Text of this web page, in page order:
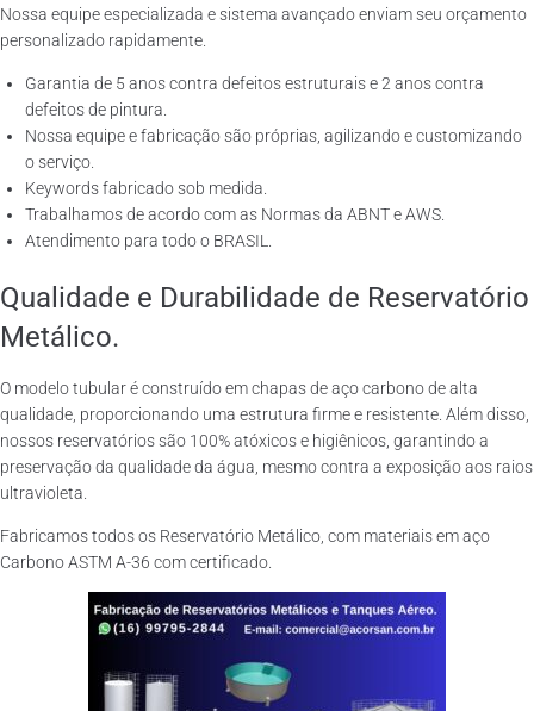
Nossa equipe especializada e sistema avançado enviam seu orçamento
personalizado rapidamente.
Garantia de 5 anos contra defeitos estruturais e 2 anos contra
defeitos de pintura.
Nossa equipe e fabricação são próprias, agilizando e customizando
o serviço.
Keywords fabricado sob medida.
Trabalhamos de acordo com as Normas da ABNT e AWS.
Atendimento para todo o BRASIL.
Qualidade e Durabilidade de Reservatório
Metálico.
O modelo tubular é construído em chapas de aço carbono de alta
qualidade, proporcionando uma estrutura firme e resistente. Além disso,
nossos reservatórios são 100% atóxicos e higiênicos, garantindo a
preservação da qualidade da água, mesmo contra a exposição aos raios
ultravioleta.
Fabricamos todos os Reservatório Metálico, com materiais em aço
Carbono ASTM A-36 com certificado.